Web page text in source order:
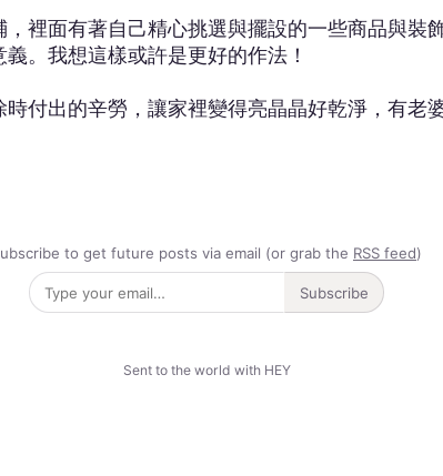
裡面有著自己精心挑選與擺設的一些商品與裝
。我想這樣或許是更好的作法！
付出的辛勞，讓家裡變得亮晶晶好乾淨，有老
to get future posts via email (or grab the RSS feed)
Subscribe
Sent to the world with HEY